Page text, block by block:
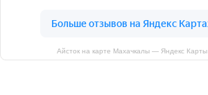
Айсток на карте Махачкалы — Яндекс Карты